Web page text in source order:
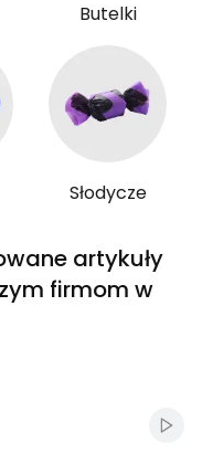
Butelki
Słodycze
artykuły
firmom w